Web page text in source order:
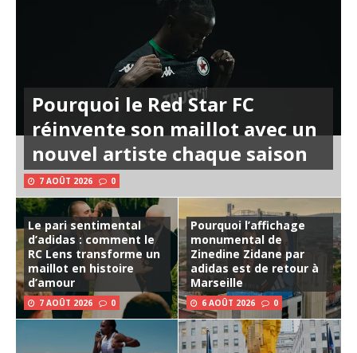
Pourquoi le Red Star FC
réinvente son maillot avec un
nouvel artiste chaque saison
7 AOÛT 2026 0
Le pari sentimental
d’adidas : comment le
RC Lens transforme un
maillot en histoire
d’amour
7 AOÛT 2026 0
Pourquoi l’affichage
monumental de
Zinedine Zidane par
adidas est de retour à
Marseille
6 AOÛT 2026 0